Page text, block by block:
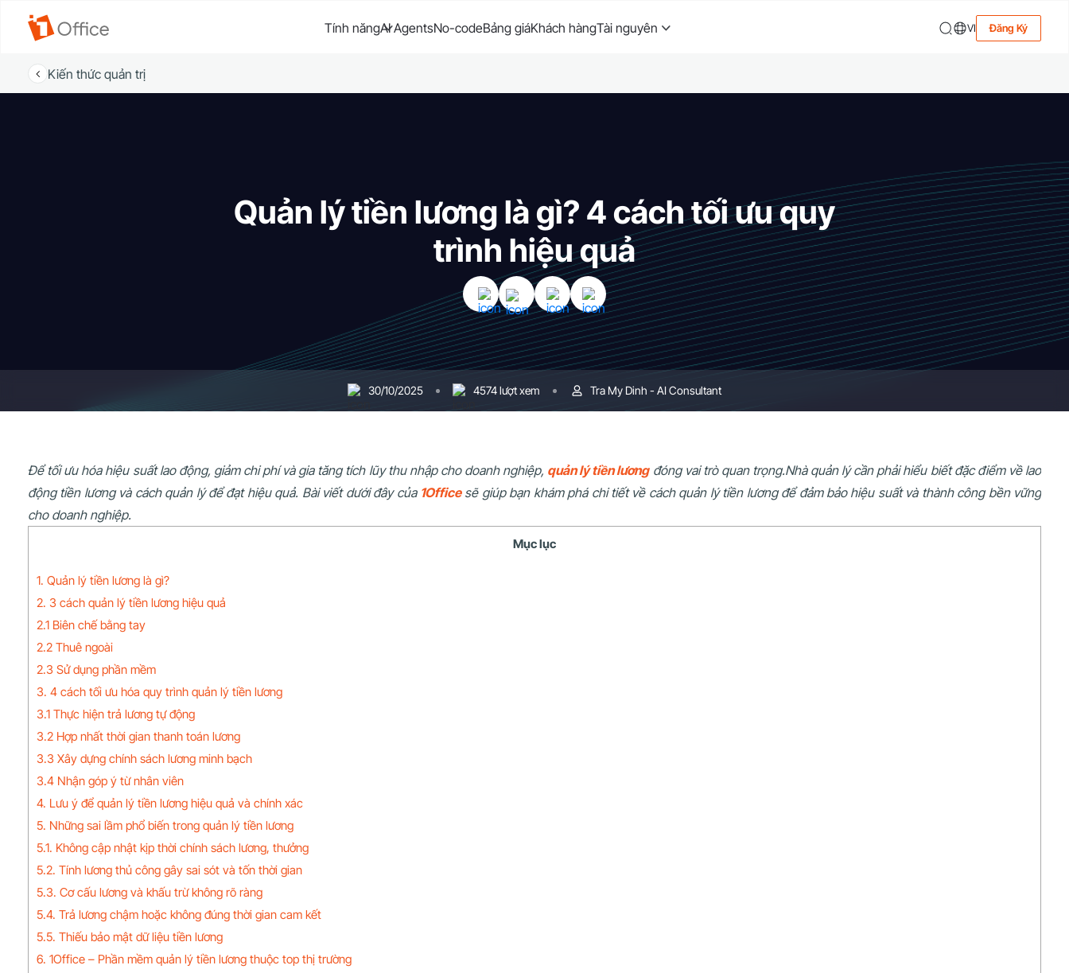
Tính năngAI AgentsNo-codeBảng giáKhách hàngTài nguyên VI Đăng Ký
Kiến thức quản trị
Quản lý tiền lương là gì? 4 cách tối ưu quy
trình hiệu quả
30/10/2025 4574 lượt xem Tra My Dinh - AI Consultant
Để tối ưu hóa hiệu suất lao động, giảm chi phí và gia tăng tích lũy thu nhập cho doanh nghiệp, quản lý tiền lươngđóng vai trò quan trọng.Nhà quản lý cần phải hiểu biết đặc điểm về lao
động tiền lương và cách quản lý để đạt hiệu quả. Bài viết dưới đây của 1Officesẽ giúp bạn khám phá chi tiết về cách quản lý tiền lương để đảm bảo hiệu suất và thành công bền vững
cho doanh nghiệp.
Mục lục
1. Quản lý tiền lương là gì?
2. 3 cách quản lý tiền lương hiệu quả
2.1 Biên chế bằng tay
2.2 Thuê ngoài
2.3 Sử dụng phần mềm
3. 4 cách tối ưu hóa quy trình quản lý tiền lương
3.1 Thực hiện trả lương tự động
3.2 Hợp nhất thời gian thanh toán lương
3.3 Xây dựng chính sách lương minh bạch
3.4 Nhận góp ý từ nhân viên
4. Lưu ý để quản lý tiền lương hiệu quả và chính xác
5. Những sai lầm phổ biến trong quản lý tiền lương
5.1. Không cập nhật kịp thời chính sách lương, thưởng
5.2. Tính lương thủ công gây sai sót và tốn thời gian
5.3. Cơ cấu lương và khấu trừ không rõ ràng
5.4. Trả lương chậm hoặc không đúng thời gian cam kết
5.5. Thiếu bảo mật dữ liệu tiền lương
6. 1Office – Phần mềm quản lý tiền lương thuộc top thị trường